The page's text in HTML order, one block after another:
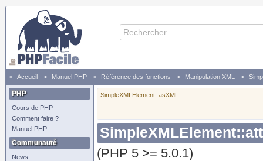
Accueil Manuel PHP Référence des fonctions Manipulation XML
PHP
Cours de PHP
Comment faire ?
Manuel PHP
Communauté
News
SimpleXMLElement::asXML
(PHP 5 >= 5.0.1)